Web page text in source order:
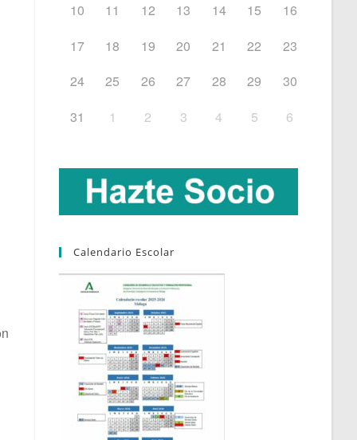
Outlook Live
10
11 12 13 14 15
16
17
18 19 20 21 22
23
24
25 26 27 28 29
30
31
1 2 3 4 5 6
Calendario Escolar